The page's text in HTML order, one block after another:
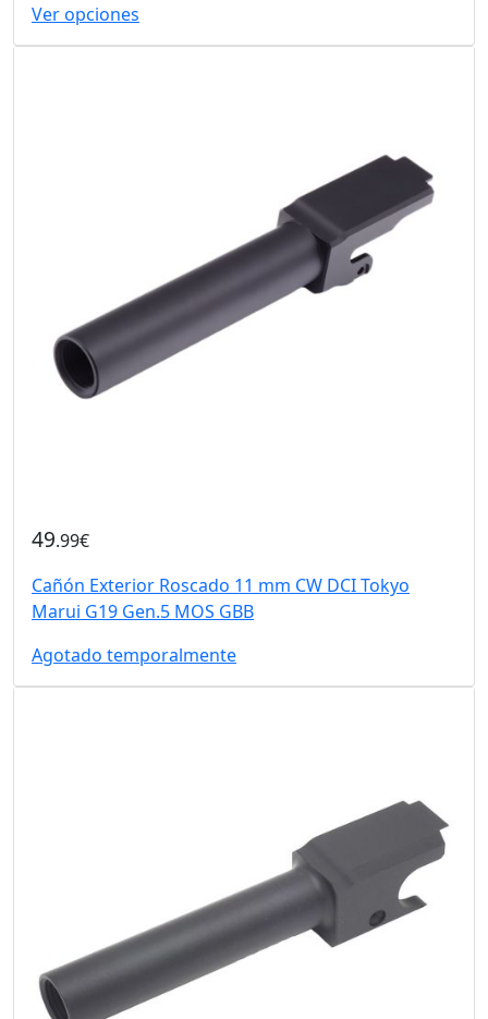
Ver opciones
49.99€
Cañón Exterior Roscado 11 mm CW DCI Tokyo
Marui G19 Gen.5 MOS GBB
Agotado temporalmente